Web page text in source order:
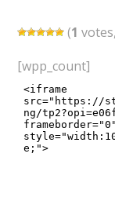
(1
[wpp_count]